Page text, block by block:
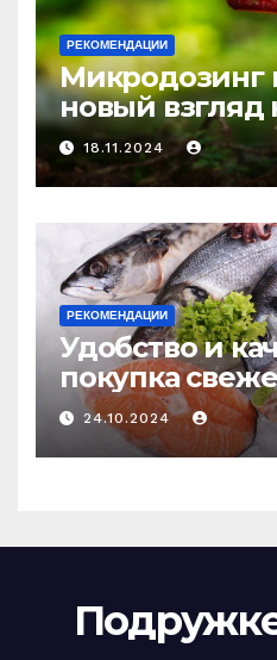
РЕКОМЕНДАЦИИ
Микродозинг
новый взгляд
психоделику
18.11.2024
РЕКОМЕНДАЦИИ
Удобство и
покупка
рыбы онлайн
24.10.2024